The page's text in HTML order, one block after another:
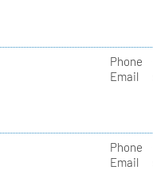
Phone
Email
Phone
Email